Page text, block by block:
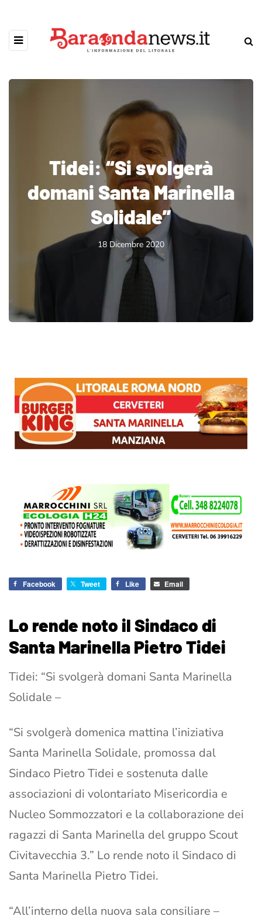
Tidei: “Si svolgerà
domani Santa Marinella
Solidale”
18 Dicembre 2020
Facebook Tweet Like Email
Lo rende noto il Sindaco di
Santa Marinella Pietro Tidei
Tidei: “Si svolgerà domani Santa Marinella
Solidale –
“Si svolgerà domenica mattina l’iniziativa
Santa Marinella Solidale, promossa dal
Sindaco Pietro Tidei e sostenuta dalle
associazioni di volontariato Misericordia e
Nucleo Sommozzatori e la collaborazione dei
ragazzi di Santa Marinella del gruppo Scout
Civitavecchia 3.” Lo rende noto il Sindaco di
Santa Marinella Pietro Tidei.
“All’interno della nuova sala consiliare –